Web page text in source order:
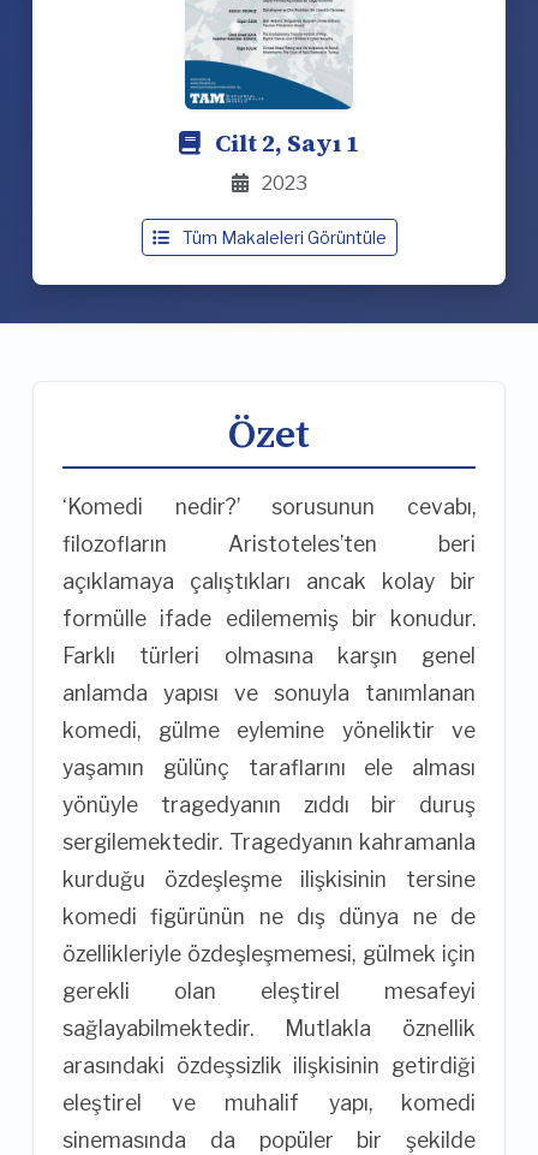
Cilt 2, Sayı 1
2023
Tüm Makaleleri Görüntüle
Özet
‘Komedi nedir?’ sorusunun cevabı,
filozofların Aristoteles’ten beri
açıklamaya çalıştıkları ancak kolay bir
formülle ifade edilememiş bir konudur.
Farklı türleri olmasına karşın genel
anlamda yapısı ve sonuyla tanımlanan
komedi, gülme eylemine yöneliktir ve
yaşamın gülünç taraflarını ele alması
yönüyle tragedyanın zıddı bir duruş
sergilemektedir. Tragedyanın kahramanla
kurduğu özdeşleşme ilişkisinin tersine
komedi figürünün ne dış dünya ne de
özellikleriyle özdeşleşmemesi, gülmek için
gerekli olan eleştirel mesafeyi
sağlayabilmektedir. Mutlakla öznellik
arasındaki özdeşsizlik ilişkisinin getirdiği
eleştirel ve muhalif yapı, komedi
sinemasında da popüler bir şekilde